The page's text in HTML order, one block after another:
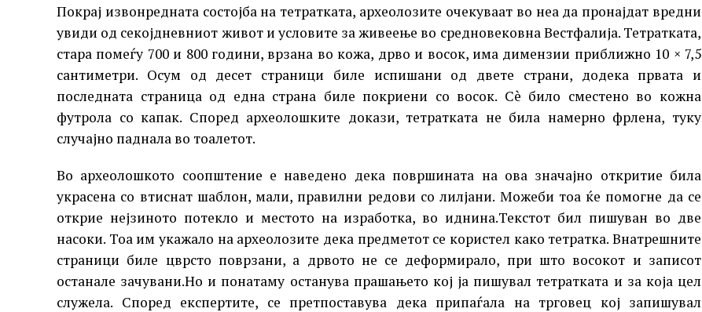
Покрај извонредната состојба на тетратката, археолозите очекуваат во неа да пронајдат вредни
увиди од секојдневниот живот и условите за живеење во средновековна Вестфалија. Тетратката,
стара помеѓу 700 и 800 години, врзана во кожа, дрво и восок, има димензии приближно 10 × 7,5
сантиметри. Осум од десет страници биле испишани од двете страни, додека првата и
последната страница од една страна биле покриени со восок. Сè било сместено во кожна
футрола со капак. Според археолошките докази, тетратката не била намерно фрлена, туку
случајно паднала во тоалетот.
Во археолошкото соопштение е наведено дека површината на ова значајно откритие била
украсена со втиснат шаблон, мали, правилни редови со лилјани. Можеби тоа ќе помогне да се
открие нејзиното потекло и местото на изработка, во иднина.Текстот бил пишуван во две
насоки. Тоа им укажало на археолозите дека предметот се користел како тетратка. Внатрешните
страници биле цврсто поврзани, а дрвото не се деформирало, при што восокот и записот
останале зачувани.Но и понатаму останува прашањето кој ја пишувал тетратката и за која цел
служела. Според експертите, се претпоставува дека припаѓала на трговец кој запишувал